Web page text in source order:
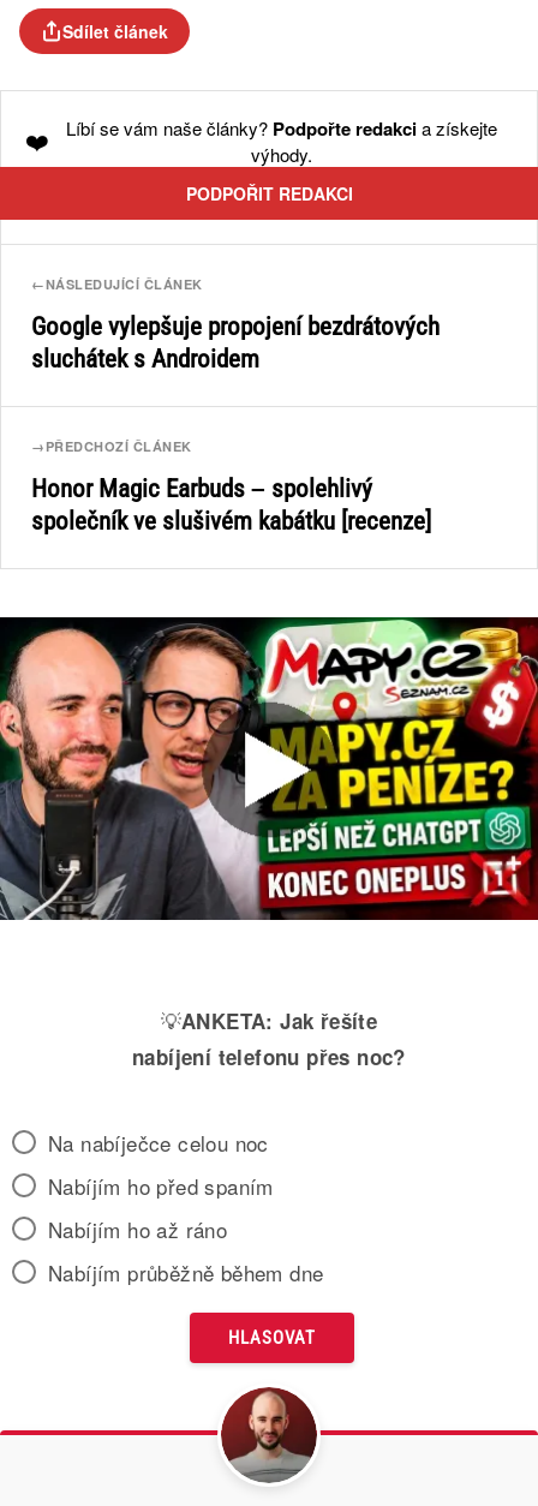
Sdílet článek
❤️ Líbí se vám naše články? Podpořte redakcia získejte
výhody.
PODPOŘIT REDAKCI
←NÁSLEDUJÍCÍ ČLÁNEK
Google vylepšuje propojení bezdrátových
sluchátek s Androidem
→ PŘEDCHOZÍ ČLÁNEK
Honor Magic Earbuds – spolehlivý
společník ve slušivém kabátku [recenze]
💡ANKETA: Jak řešíte
nabíjení telefonu přes noc?
Na nabíječce celou noc
Nabíjím ho před spaním
Nabíjím ho až ráno
Nabíjím průběžně během dne